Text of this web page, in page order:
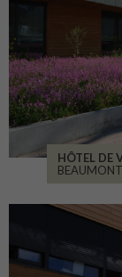
HÔTEL DE
BEAUMONT